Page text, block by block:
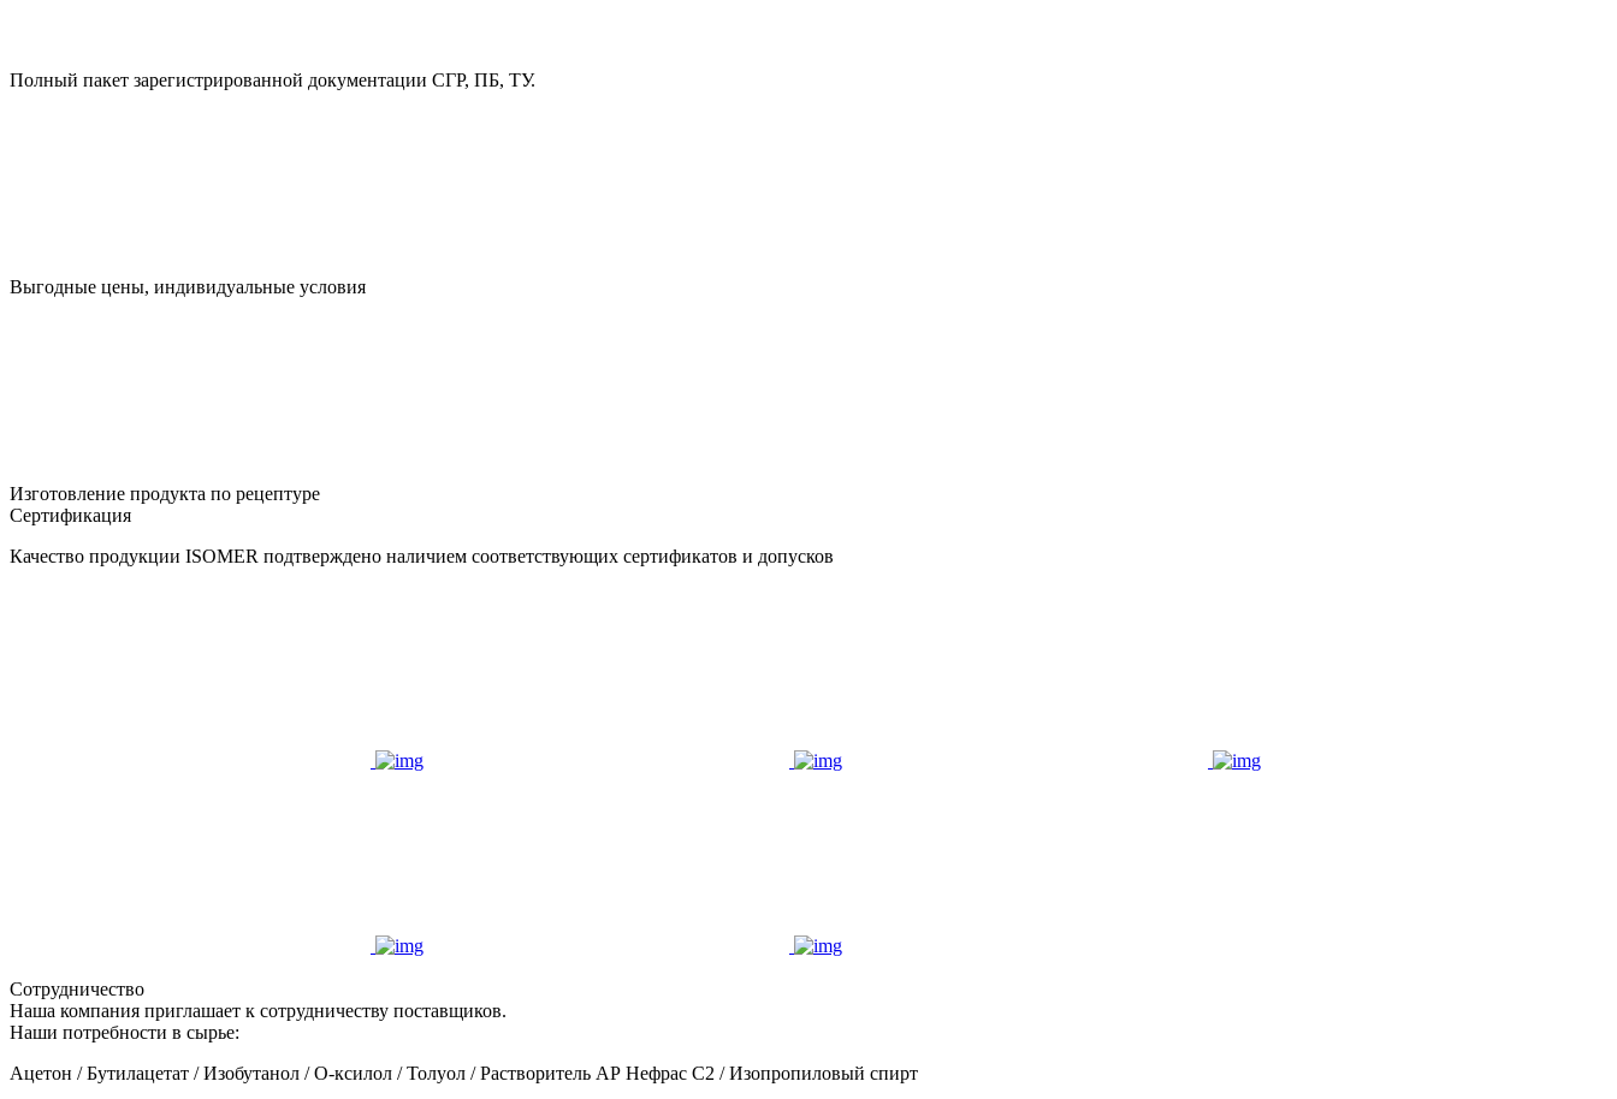
Полный пакет зарегистрированной документации СГР, ПБ, ТУ.
Выгодные цены, индивидуальные условия
Изготовление продукта по рецептуре
Сертификация
Качество продукции ISOMER подтверждено наличием соответствующих сертификатов и допусков
Сотрудничество
Наша компания приглашает к сотрудничеству поставщиков.
Наши потребности в сырье:
Ацетон / Бутилацетат / Изобутанол / О-ксилол / Толуол / Растворитель АР Нефрас С2 / Изопропиловый спирт